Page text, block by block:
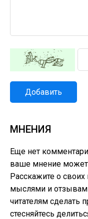
Добавить
МНЕНИЯ
Еще нет
ваше мнение
Расскажите о своих
мыслями и
читателям сделать
стесняйтесь